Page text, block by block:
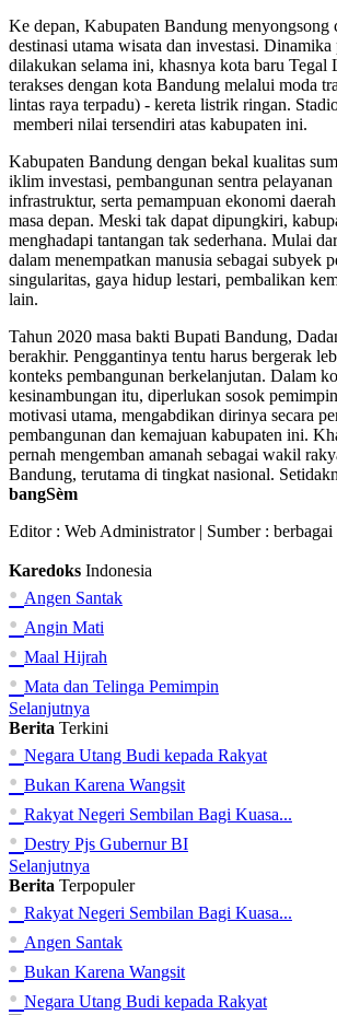
Ke depan, Kabupaten Bandung menyongsong
destinasi utama wisata dan investasi.
dilakukan selama ini, khasnya kota baru Tegal
terakses dengan kota Bandung melalui moda
lintas raya terpadu) - kereta listrik ringan.
memberi nilai tersendiri atas kabupaten ini.
Kabupaten Bandung dengan bekal kualitas
iklim investasi, pembangunan sentra pelayanan
infrastruktur, serta pemampuan ekonomi
masa depan. Meski tak dapat dipungkiri,
menghadapi tantangan tak sederhana. Mulai
dalam menempatkan manusia sebagai subyek
singularitas, gaya hidup lestari, pembalikan
lain.
Tahun 2020 masa bakti Bupati Bandung,
berakhir. Penggantinya tentu harus bergerak
konteks pembangunan berkelanjutan. Dalam
kesinambungan itu, diperlukan sosok
motivasi utama, mengabdikan dirinya secara
pembangunan dan kemajuan kabupaten ini.
pernah mengemban amanah sebagai wakil
Bandung, terutama di tingkat nasional.
bangSèm
Editor : Web Administrator| Sumber : berbagai
Karedoks Indonesia
• Angen Santak
• Angin Mati
• Maal Hijrah
• Mata dan Telinga Pemimpin
Selanjutnya
Berita Terkini
• Negara Utang Budi kepada Rakyat
• Bukan Karena Wangsit
• Rakyat Negeri Sembilan Bagi Kuasa...
• Destry Pjs Gubernur BI
Selanjutnya
Berita Terpopuler
• Rakyat Negeri Sembilan Bagi Kuasa...
• Angen Santak
• Bukan Karena Wangsit
• Negara Utang Budi kepada Rakyat